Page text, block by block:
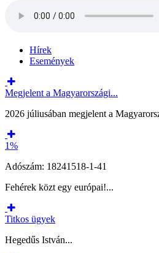
Hírek
Események
Megjelent a Magyarországi...
2026 júliusában megjelent a
1%
Adószám: 18241518-1-41
Fehérek közt egy európai!...
Titkos ügyek
Hegedűs István...